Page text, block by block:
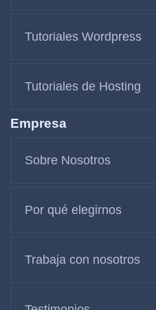
Tutoriales Wordpress
Tutoriales de Hosting
Empresa
Sobre Nosotros
Por qué elegirnos
Trabaja con nosotros